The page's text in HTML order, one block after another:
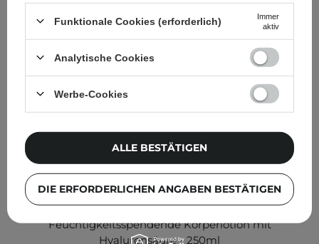
Q+A - Hyaluronic Acid Wet Skin Moisturiser -
Feuchtigkeitsspendende Körperlotion mit
Hyaluronsäure - 250ml
Funktionale Cookies (erforderlich)
Immer
aktiv
Analytische Cookies
Werbe-Cookies
DIE ERFORDERLICHEN ANGABEN BESTÄTIGEN
ALLE BESTÄTIGEN